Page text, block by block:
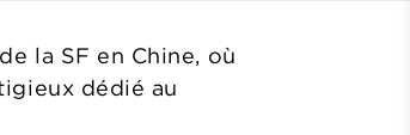
la SF en Chine, où
dédié au